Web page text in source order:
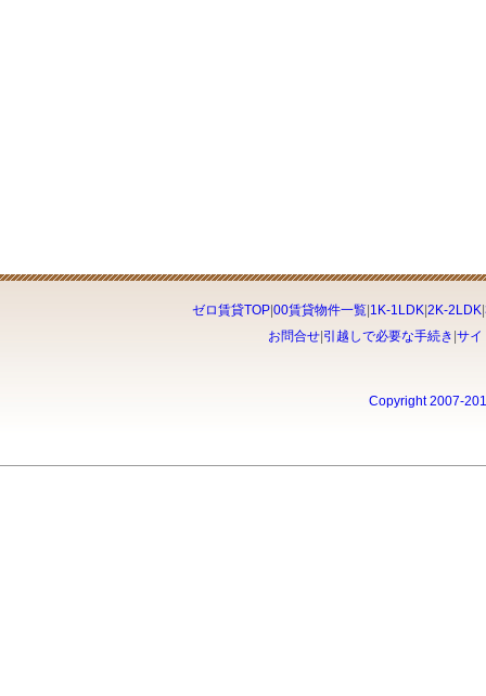
ゼロ賃貸TOP| 00賃貸物件一覧| 1K-1LDK| 2K-2LDK|
お問合せ 引越しで必要な手続き サイ
Copyright 2007-